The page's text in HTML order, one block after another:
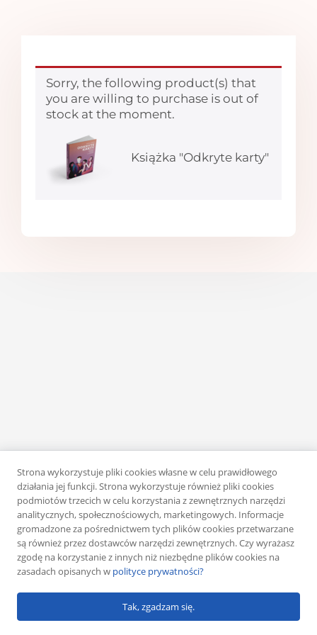
Sorry, the following product(s) that
you are willing to purchase is out of
stock at the moment.
Książka "Odkryte karty"
Strona wykorzystuje pliki cookies własne w celu prawidłowego
działania jej funkcji. Strona wykorzystuje również pliki cookies
podmiotów trzecich w celu korzystania z zewnętrznych narzędzi
analitycznych, społecznościowych, marketingowych. Informacje
gromadzone za pośrednictwem tych plików cookies przetwarzane
są również przez dostawców narzędzi zewnętrznych. Czy wyrażasz
zgodę na korzystanie z innych niż niezbędne plików cookies na
zasadach opisanych w polityce prywatności?
Tak, zgadzam się.